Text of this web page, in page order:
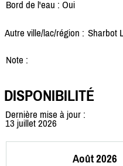
Bord de l'eau : Oui
Autre ville/lac/région : Sharbot
Note :
DISPONIBILITÉ
Dernière mise à jour :
13 juillet 2026
Août 2026